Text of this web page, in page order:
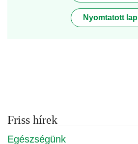
Nyomtatott lap
Friss hírek
Egészségünk